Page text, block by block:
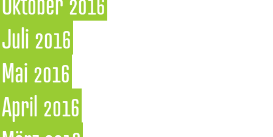
Juli 2016
Mai 2016
April 2016